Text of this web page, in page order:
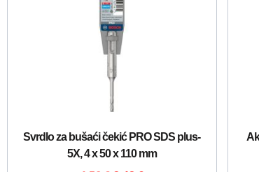
Svrdlo za bušaći čekić PRO SDS plus-
5X, 4 x 50 x 110 mm